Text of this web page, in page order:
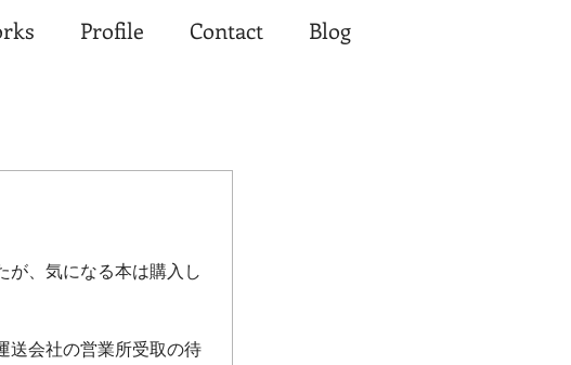
Profile Contact Blog
が、気になる本は購入し
送会社の営業所受取の待